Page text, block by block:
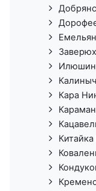
Кара